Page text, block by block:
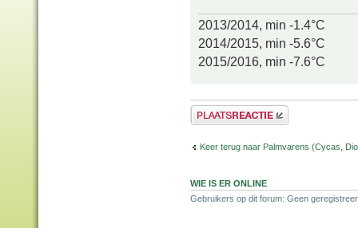
2013/2014, min -1.4°C
2014/2015, min -5.6°C
2015/2016, min -7.6°C
Plaats een reactie
Keer terug naar Palmvarens (Cycas,
WIE IS ER ONLINE
Gebruikers op dit forum: Geen